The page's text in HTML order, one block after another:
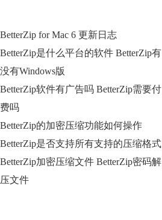
BetterZip for Mac 6 更新日志
BetterZip是什么平台的软件 BetterZip有
没有Windows版
BetterZip软件有广告吗 BetterZip需要付
费吗
BetterZip的加密压缩功能如何操作
BetterZip是否支持所有支持的压缩格式
BetterZip加密压缩文件 BetterZip密码解
压文件